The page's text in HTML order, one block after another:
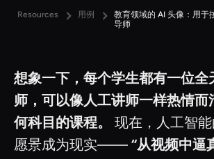
Resources 用例
教育领域的 AI 头像：用于
导师
想象一下，每个学生都有一位全
师，可以像人工讲师一样热情而
何科目的课程。
现在，人工智
愿景成为现实—— “从视频中逼